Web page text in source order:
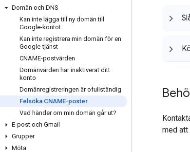
Domän och DNS
Kan inte lägga till ny domän till
Google-kontot
Kan inte registrera min domän för en
Google-tjänst
CNAME-postvärden
Domänvärden har inaktiverat ditt
konto
Domänregistreringen är ofullständig
Felsöka CNAME-poster
Vad händer om min domän går ut?
E-post och Gmail
Grupper
Möta
med att